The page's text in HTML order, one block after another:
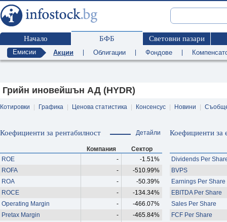
Начало БФБ Световни пазари
Емисии Акции Облигации Фондове
Грийн иновейшън АД (HYDR)
Котировки Графика Ценова статистика Консенсус Новини
Коефициенти за рентабилност Детайли
Компания
Сектор
ROE
-
-1.51%
ROFA
-
-510.99%
ROA
-
-50.39%
ROCE
-
-134.34%
Operating Margin
-
-466.07%
Pretax Margin
-
-465.84%
Коефициенти за
Dividends Per
BVPS
Earnings Per Share
EBITDA Per Share
Sales Per Share
FCF Per Share